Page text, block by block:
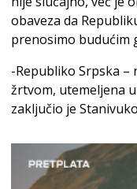
obaveza da
prenosimo budućim
-Republiko Srpska –
žrtvom, utemeljena
zaključio je